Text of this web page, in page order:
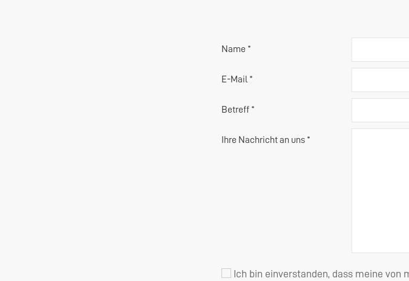
Name *
E-Mail *
Betreff *
Ihre Nachricht an uns *
Ich bin einverstanden, dass meine